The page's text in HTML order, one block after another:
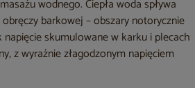
wodnego. Ciepła woda spływa
barkowej – obszary notorycznie
skumulowane w karku i plecach
z wyraźnie złagodzonym napięciem